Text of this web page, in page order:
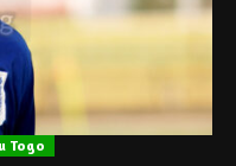
Togo